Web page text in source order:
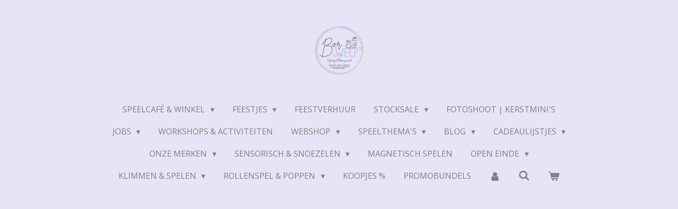
SPEELCAFÉ & WINKEL FEESTJES FEESTVERHUUR STOCKSALE
FOTOSHOOT | KERSTMINI'S
JOBS
WORKSHOPS & ACTIVITEITEN WEBSHOP SPEELTHEMA'S BLOG
CADEAULIJSTJES
ONZE MERKEN
SENSORISCH & SNOEZELEN MAGNETISCH SPELEN
OPEN EINDE
KLIMMEN & SPELEN
ROLLENSPEL & POPPEN KOOPJES % PROMOBUNDELS